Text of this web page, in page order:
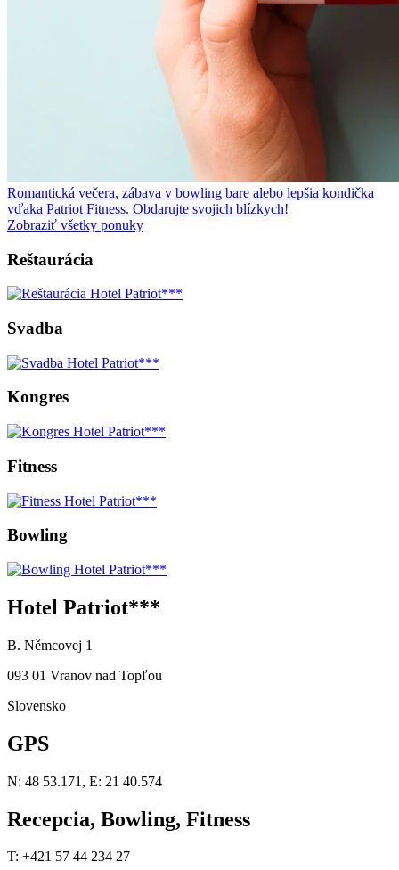
Romantická večera, zábava v bowling bare alebo lepšia kondička
vďaka Patriot Fitness. Obdarujte svojich blízkych!
Zobraziť všetky ponuky
Reštaurácia
Svadba
Kongres
Fitness
Bowling
Hotel Patriot***
B. Němcovej 1
093 01 Vranov nad Topľou
Slovensko
GPS
N: 48 53.171, E: 21 40.574
Recepcia, Bowling, Fitness
T: +421 57 44 234 27